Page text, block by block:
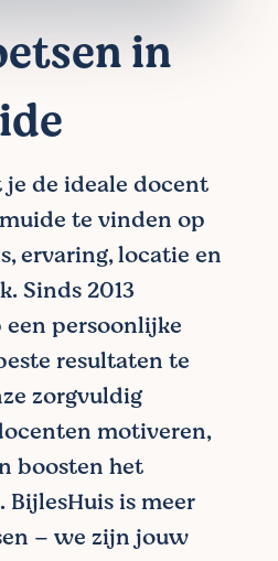
in
de ideale docent
te vinden op
ervaring, locatie en
Sinds 2013
persoonlijke
resultaten te
zorgvuldig
motiveren,
boosten het
is meer
– we zijn jouw